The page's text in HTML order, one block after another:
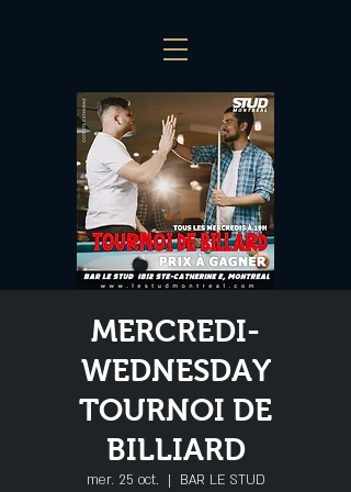
MERCREDI-
WEDNESDAY
TOURNOI DE
BILLIARD
mer. 25 oct.
  |
BAR LE STUD